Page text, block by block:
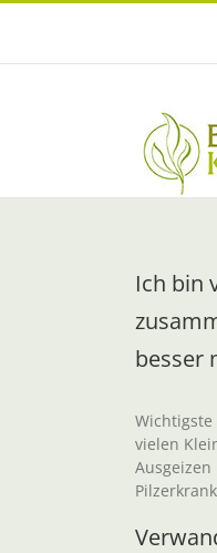
Zum
Ich bin
besser
vielen